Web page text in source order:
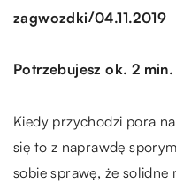
zagwozdki/04.11.2019
Potrzebujesz ok. 2
Kiedy przychodzi pora
się to z naprawdę
sobie sprawę, że solidne